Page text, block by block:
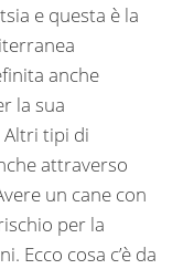
e questa è la
anche
la sua
Altri tipi di
attraverso
un cane con
per la
Ecco cosa c’è da